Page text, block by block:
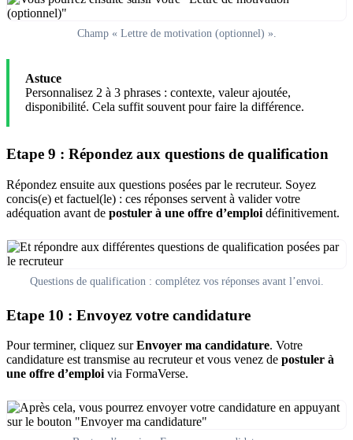
Champ « Lettre de motivation (optionnel) ».
Astuce
Personnalisez 2 à 3 phrases : contexte, valeur ajoutée,
disponibilité. Cela suffit souvent pour faire la différence.
Etape 9 : Répondez aux questions de qualification
Répondez ensuite aux questions posées par le recruteur. Soyez
concis(e) et factuel(le) : ces réponses servent à valider votre
adéquation avant de postuler à une offre d’emploi définitivement.
Questions de qualification : complétez vos réponses avant l’envoi.
Etape 10 : Envoyez votre candidature
Pour terminer, cliquez surEnvoyer ma candidature. Votre
candidature est transmise au recruteur et vous venez de postuler à
une offre d’emploi via FormaVerse.